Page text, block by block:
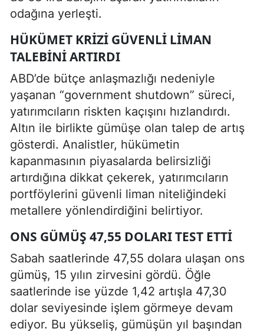
odağına yerleşti.
HÜKÜMET KRIZI GÜVENLI LIMAN
TALEBINI ARTIRDI
ABD’de bütçe anlaşmazlığı nedeniyle
yaşanan “government shutdown” süreci,
yatırımcıların riskten kaçışını hızlandırdı.
Altın ile birlikte gümüşe olan talep de artış
gösterdi. Analistler, hükümetin
kapanmasının piyasalarda belirsizliği
artırdığına dikkat çekerek, yatırımcıların
portföylerini güvenli liman niteliğindeki
metallere yönlendirdiğini belirtiyor.
ONS GÜMÜŞ 47,55 DOLARI TEST ETTI
Sabah saatlerinde 47,55 dolara ulaşan ons
gümüş, 15 yılın zirvesini gördü. Öğle
saatlerinde ise yüzde 1,42 artışla 47,30
dolar seviyesinde işlem görmeye devam
ediyor. Bu yükseliş, gümüşün yıl başından